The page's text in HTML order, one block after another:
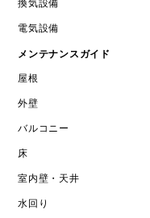
換気設備
電気設備
メンテナンスガイド
屋根
外壁
バルコニー
床
室内壁・天井
水回り